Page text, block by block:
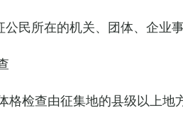
民所在的机关、团体、企业
格检查由征集地的县级以上